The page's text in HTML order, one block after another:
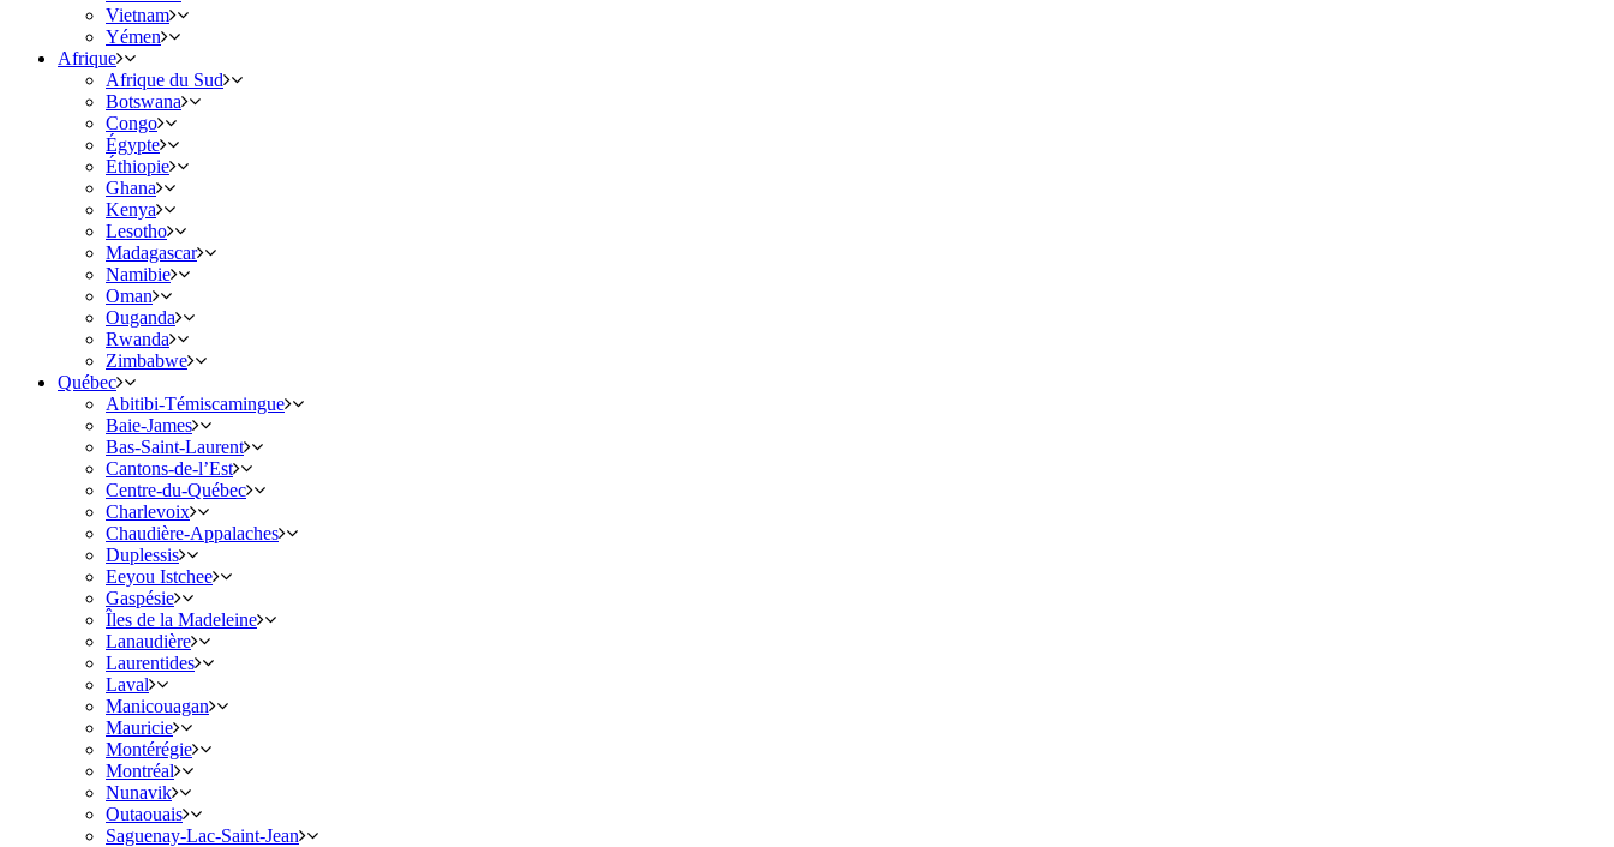
Vietnam
Yémen
Afrique
Afrique du Sud
Botswana
Congo
Égypte
Éthiopie
Ghana
Kenya
Lesotho
Madagascar
Namibie
Oman
Ouganda
Rwanda
Zimbabwe
Québec
Abitibi-Témiscamingue
Baie-James
Bas-Saint-Laurent
Cantons-de-l’Est
Centre-du-Québec
Charlevoix
Chaudière-Appalaches
Duplessis
Eeyou Istchee
Gaspésie
Îles de la Madeleine
Lanaudière
Laurentides
Laval
Manicouagan
Mauricie
Montérégie
Montréal
Nunavik
Outaouais
Saguenay-Lac-Saint-Jean